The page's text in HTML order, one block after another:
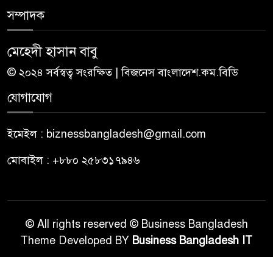
সম্পাদক
মেহেদী হাসান বাবু
© ২০২৪ সর্বস্বত্ব সংরক্ষিত | বিজনেস বাংলাদেশ.কম.বিডি
যোগাযোগ
ইমেইল : biznessbangladesh@gmail.com
মোবাইল : +৮৮০ ২৫৮৩১৭৯৪৬
© All rights reserved © Business Bangladesh
Theme Developed BY Business Bangladesh IT